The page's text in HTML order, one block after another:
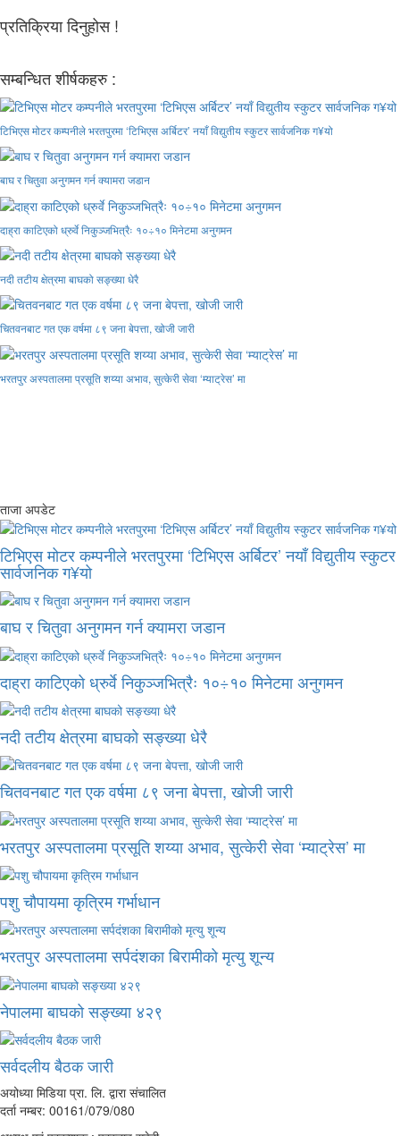
प्रतिक्रिया दिनुहोस !
सम्बन्धित शीर्षकहरु :
टिभिएस मोटर कम्पनीले भरतपुरमा ‘टिभिएस अर्बिटर’ नयाँ विद्युतीय स्कुटर सार्वजनिक ग¥यो
बाघ र चितुवा अनुगमन गर्न क्यामरा जडान
दाह्रा काटिएको ध्रुर्वे निकुञ्जभित्रैः १०÷१० मिनेटमा अनुगमन
नदी तटीय क्षेत्रमा बाघको सङ्ख्या धेरै
चितवनबाट गत एक वर्षमा ८९ जना बेपत्ता, खोजी जारी
भरतपुर अस्पतालमा प्रसूति शय्या अभाव, सुत्केरी सेवा ‘म्याट्रेस’ मा
ताजा अपडेट
टिभिएस मोटर कम्पनीले भरतपुरमा ‘टिभिएस अर्बिटर’ नयाँ विद्युतीय स्कुटर
सार्वजनिक ग¥यो
बाघ र चितुवा अनुगमन गर्न क्यामरा जडान
दाह्रा काटिएको ध्रुर्वे निकुञ्जभित्रैः १०÷१० मिनेटमा अनुगमन
नदी तटीय क्षेत्रमा बाघको सङ्ख्या धेरै
चितवनबाट गत एक वर्षमा ८९ जना बेपत्ता, खोजी जारी
भरतपुर अस्पतालमा प्रसूति शय्या अभाव, सुत्केरी सेवा ‘म्याट्रेस’ मा
पशु चौपायमा कृत्रिम गर्भाधान
भरतपुर अस्पतालमा सर्पदंशका बिरामीको मृत्यु शून्य
नेपालमा बाघको सङ्ख्या ४२९
सर्वदलीय बैठक जारी
अयोध्या मिडिया प्रा. लि. द्वारा संचालित
दर्ता नम्बर: 00161/079/080